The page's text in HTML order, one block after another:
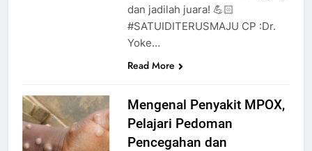
dan jadilah juara! 💪🏻
#SATUIDITERUSMAJU CP :Dr.
Yoke…
Read More
Mengenal Penyakit MPOX,
Pelajari Pedoman
Pencegahan dan